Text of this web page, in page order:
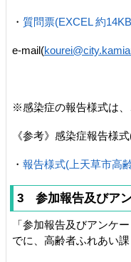
・ 質問票(EXCEL 約
e-mail(
※感染症の報告様式は、
《参考》感染症報告様
・ 報告様式(上天草市高
3 参加報告及びア
「参加報告及びアンケ
でに、高齢者ふれあい